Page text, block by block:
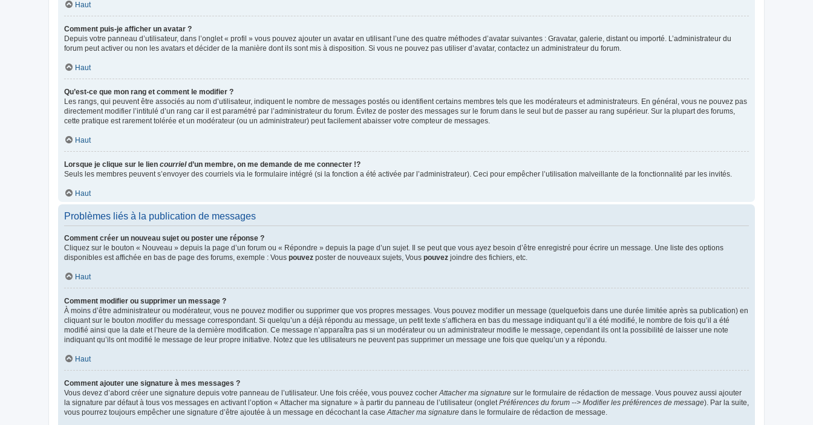
Haut
Comment puis-je afficher un avatar ?
Depuis votre panneau d’utilisateur, dans l’onglet « profil » vous pouvez ajouter un avatar en utilisant l’une des quatre méthodes d’avatar suivantes : Gravatar, galerie, distant ou importé. L’administrateur du
forum peut activer ou non les avatars et décider de la manière dont ils sont mis à disposition. Si vous ne pouvez pas utiliser d’avatar, contactez un administrateur du forum.
Haut
Qu’est-ce que mon rang et comment le modifier ?
Les rangs, qui peuvent être associés au nom d’utilisateur, indiquent le nombre de messages postés ou identifient certains membres tels que les modérateurs et administrateurs. En général, vous ne pouvez pas
directement modifier l’intitulé d’un rang car il est paramétré par l’administrateur du forum. Évitez de poster des messages sur le forum dans le seul but de passer au rang supérieur. Sur la plupart des forums,
cette pratique est rarement tolérée et un modérateur (ou un administrateur) peut facilement abaisser votre compteur de messages.
Haut
Lorsque je clique sur le lien courrield’un membre, on me demande de me connecter !?
Seuls les membres peuvent s’envoyer des courriels via le formulaire intégré (si la fonction a été activée par l’administrateur). Ceci pour empêcher l’utilisation malveillante de la fonctionnalité par les invités.
Haut
Problèmes liés à la publication de messages
Comment créer un nouveau sujet ou poster une réponse ?
Cliquez sur le bouton « Nouveau » depuis la page d’un forum ou « Répondre » depuis la page d’un sujet. Il se peut que vous ayez besoin d’être enregistré pour écrire un message. Une liste des options
disponibles est affichée en bas de page des forums, exemple : Vous pouvez poster de nouveaux sujets, Vous pouvez joindre des fichiers, etc.
Haut
Comment modifier ou supprimer un message ?
À moins d’être administrateur ou modérateur, vous ne pouvez modifier ou supprimer que vos propres messages. Vous pouvez modifier un message (quelquefois dans une durée limitée après sa publication) en
cliquant sur le bouton modifierdu message correspondant. Si quelqu’un a déjà répondu au message, un petit texte s’affichera en bas du message indiquant qu’il a été modifié, le nombre de fois qu’il a été
modifié ainsi que la date et l’heure de la dernière modification. Ce message n’apparaîtra pas si un modérateur ou un administrateur modifie le message, cependant ils ont la possibilité de laisser une note
indiquant qu’ils ont modifié le message de leur propre initiative. Notez que les utilisateurs ne peuvent pas supprimer un message une fois que quelqu’un y a répondu.
Haut
Comment ajouter une signature à mes messages ?
Vous devez d’abord créer une signature depuis votre panneau de l’utilisateur. Une fois créée, vous pouvez cocherAttacher ma signature sur le formulaire de rédaction de message. Vous pouvez aussi ajouter
la signature par défaut à tous vos messages en activant l’option « Attacher ma signature » à partir du panneau de l’utilisateur (ongletPréférences du forum --> Modifier les préférences de message). Par la suite,
vous pourrez toujours empêcher une signature d’être ajoutée à un message en décochant la caseAttacher ma signature dans le formulaire de rédaction de message.